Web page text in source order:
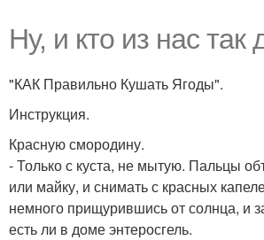
Ну, и кто из нас так
"КАК Правильно Кушать Ягоды".
Инструкция.
Красную смородину.
- Только с куста, не мытую. Пальцы
или майку, и снимать с красных
немного прищурившись от солнца, и
есть ли в доме энтеросгель.